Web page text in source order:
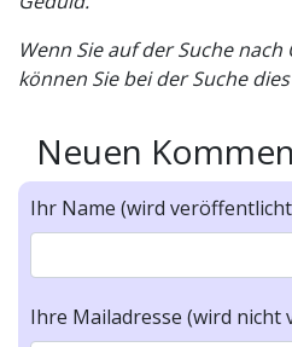
Wenn Sie auf der Suche
können Sie bei der Suche
Neuen
Ihr Name (wird
Ihre Mailadresse (wird nicht